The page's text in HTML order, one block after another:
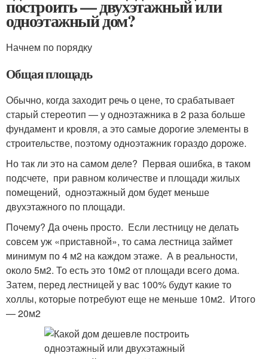
построить — двухэтажный или
одноэтажный дом?
Начнем по порядку
Общая площадь
Обычно, когда заходит речь о цене, то срабатывает
старый стереотип — у одноэтажника в 2 раза больше
фундамент и кровля, а это самые дорогие элементы в
строительстве, поэтому одноэтажник гораздо дороже.
Но так ли это на самом деле? Первая ошибка, в таком
подсчете, при равном количестве и площади жилых
помещений, одноэтажный дом будет меньше
двухэтажного по площади.
Почему? Да очень просто. Если лестницу не делать
совсем уж «приставной», то сама лестница займет
минимум по 4 м2 на каждом этаже. А в реальности,
около 5м2. То есть это 10м2 от площади всего дома.
Затем, перед лестницей у вас 100% будут какие то
холлы, которые потребуют еще не меньше 10м2. Итого
— 20м2